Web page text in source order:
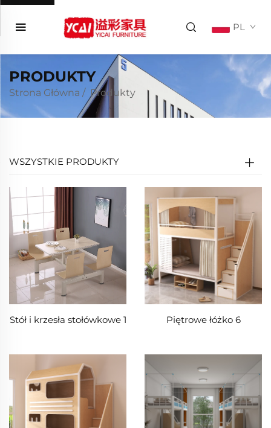
PL
PRODUKTY
Strona Główna / Produkty
WSZYSTKIE PRODUKTY
Stół i krzesła stołówkowe 1 Piętrowe łóżko 6